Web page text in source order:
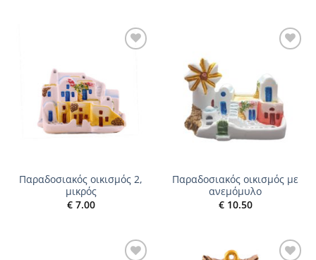
Παραδοσιακός οικισμός 2,
μικρός
€7.00
Παραδοσιακός οικισμός με
ανεμόμυλο
€10.50